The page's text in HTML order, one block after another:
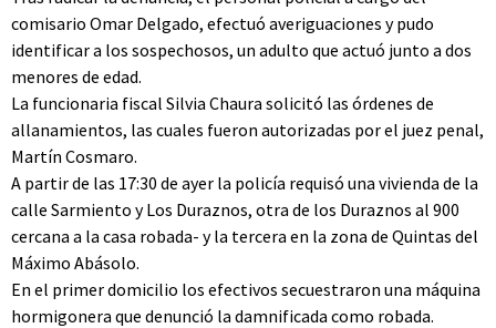
comisario Omar Delgado, efectuó averiguaciones y pudo
identificar a los sospechosos, un adulto que actuó junto a dos
menores de edad.
La funcionaria fiscal Silvia Chaura solicitó las órdenes de
allanamientos, las cuales fueron autorizadas por el juez penal,
Martín Cosmaro.
A partir de las 17:30 de ayer la policía requisó una vivienda de la
calle Sarmiento y Los Duraznos, otra de los Duraznos al 900
cercana a la casa robada- y la tercera en la zona de Quintas del
Máximo Abásolo.
En el primer domicilio los efectivos secuestraron una máquina
hormigonera que denunció la damnificada como robada.